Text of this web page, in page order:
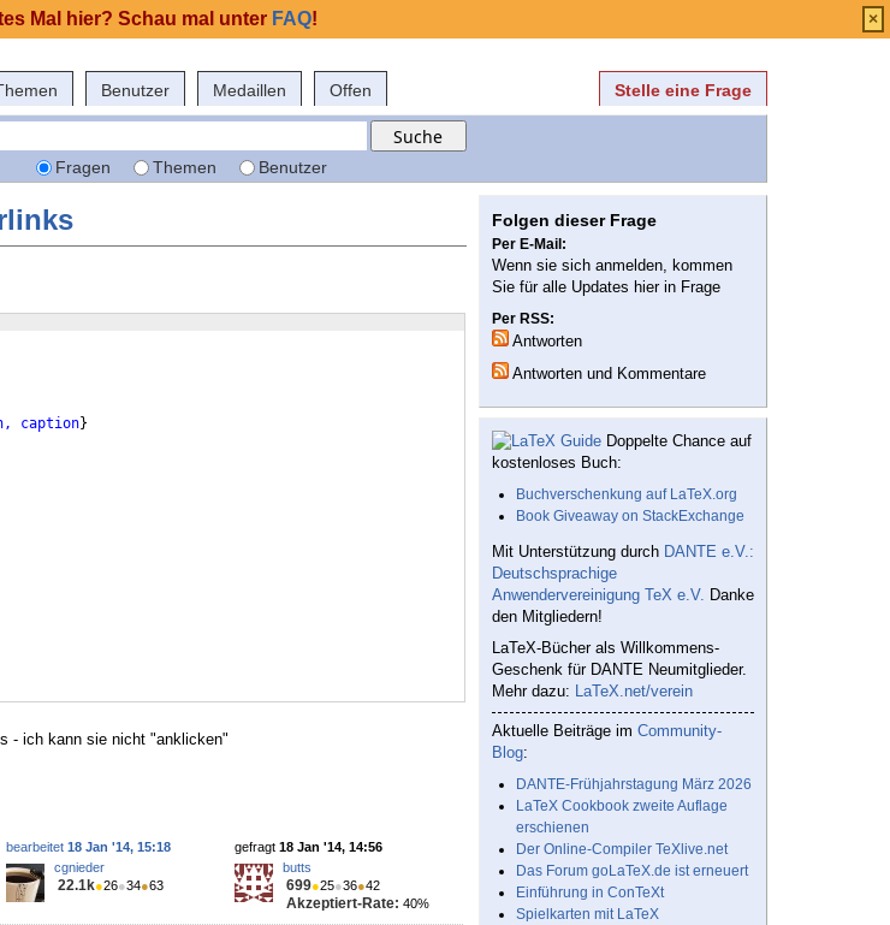
Benutzer Medaillen Offen Stelle eine Frage
Fragen Themen Benutzer
caption}
- ich kann sie nicht "anklicken"
gefragt 18 Jan '14, 14:56
butts
699●25●36●42
Akzeptiert-Rate: 40%
bearbeitet 18 Jan '14, 15:18
cgnieder
22.1k●26●34●63
Folgen dieser Frage
Per E-Mail:
Wenn sie sich anmelden, kommen
Sie für alle Updates hier in Frage
Per RSS:
Antworten
Antworten und Kommentare
Doppelte Chance auf
kostenloses Buch:
Buchverschenkung auf LaTeX.org
Book Giveaway on StackExchange
Mit Unterstützung durch DANTE e.V.:
Deutschsprachige
Anwendervereinigung TeX e.V. Danke
den Mitgliedern!
LaTeX-Bücher als Willkommens-
Geschenk für DANTE Neumitglieder.
Mehr dazu: LaTeX.net/verein
Aktuelle Beiträge im Community-
Blog:
DANTE-Frühjahrstagung März 2026
LaTeX Cookbook zweite Auflage
erschienen
Der Online-Compiler TeXlive.net
Das Forum goLaTeX.de ist erneuert
Einführung in ConTeXt
Spielkarten mit LaTeX
Mal hier? Schau mal unter FAQ! ×